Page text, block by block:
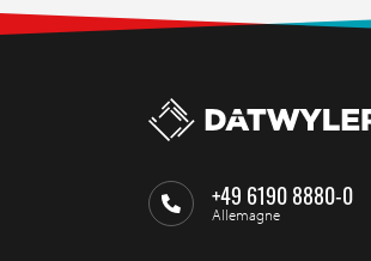
+49 6190 8880-0
Allemagne